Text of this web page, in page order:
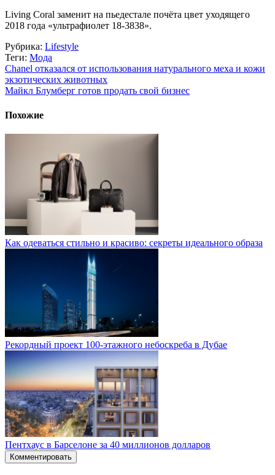
Living Coral заменит на пьедестале почёта цвет уходящего
2018 года «ультрафиолет 18-3838».
Рубрика: Lifestyle
Теги: Мода
Chanel отказался от использования натурального меха и кожи
экзотических животных
Майкл Блумберг готов продать свой бизнес
Похожие
Как одеваться стильно и красиво: секреты идеального образа
Рекордный проект 100-этажного небоскреба в Дубае
Пентхаус в Барселоне за 40 миллионов долларов
Комментировать